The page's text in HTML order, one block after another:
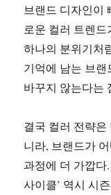
브랜드 디자인이
로운 컬러 트렌
하나의 분위기처
기억에 남는 브
바꾸지 않는다는
결국 컬러 전략
니라, 브랜드가
과정에 더 가깝다
사이클’ 역시 시